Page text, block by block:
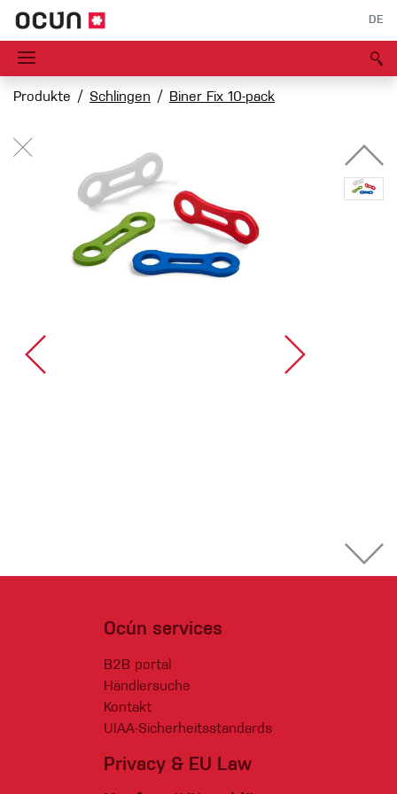
DE
Produkte Schlingen Biner Fix 10-pack
Ocún services
B2B portal
Händlersuche
Kontakt
UIAA-Sicherheitsstandards
Privacy & EU Law